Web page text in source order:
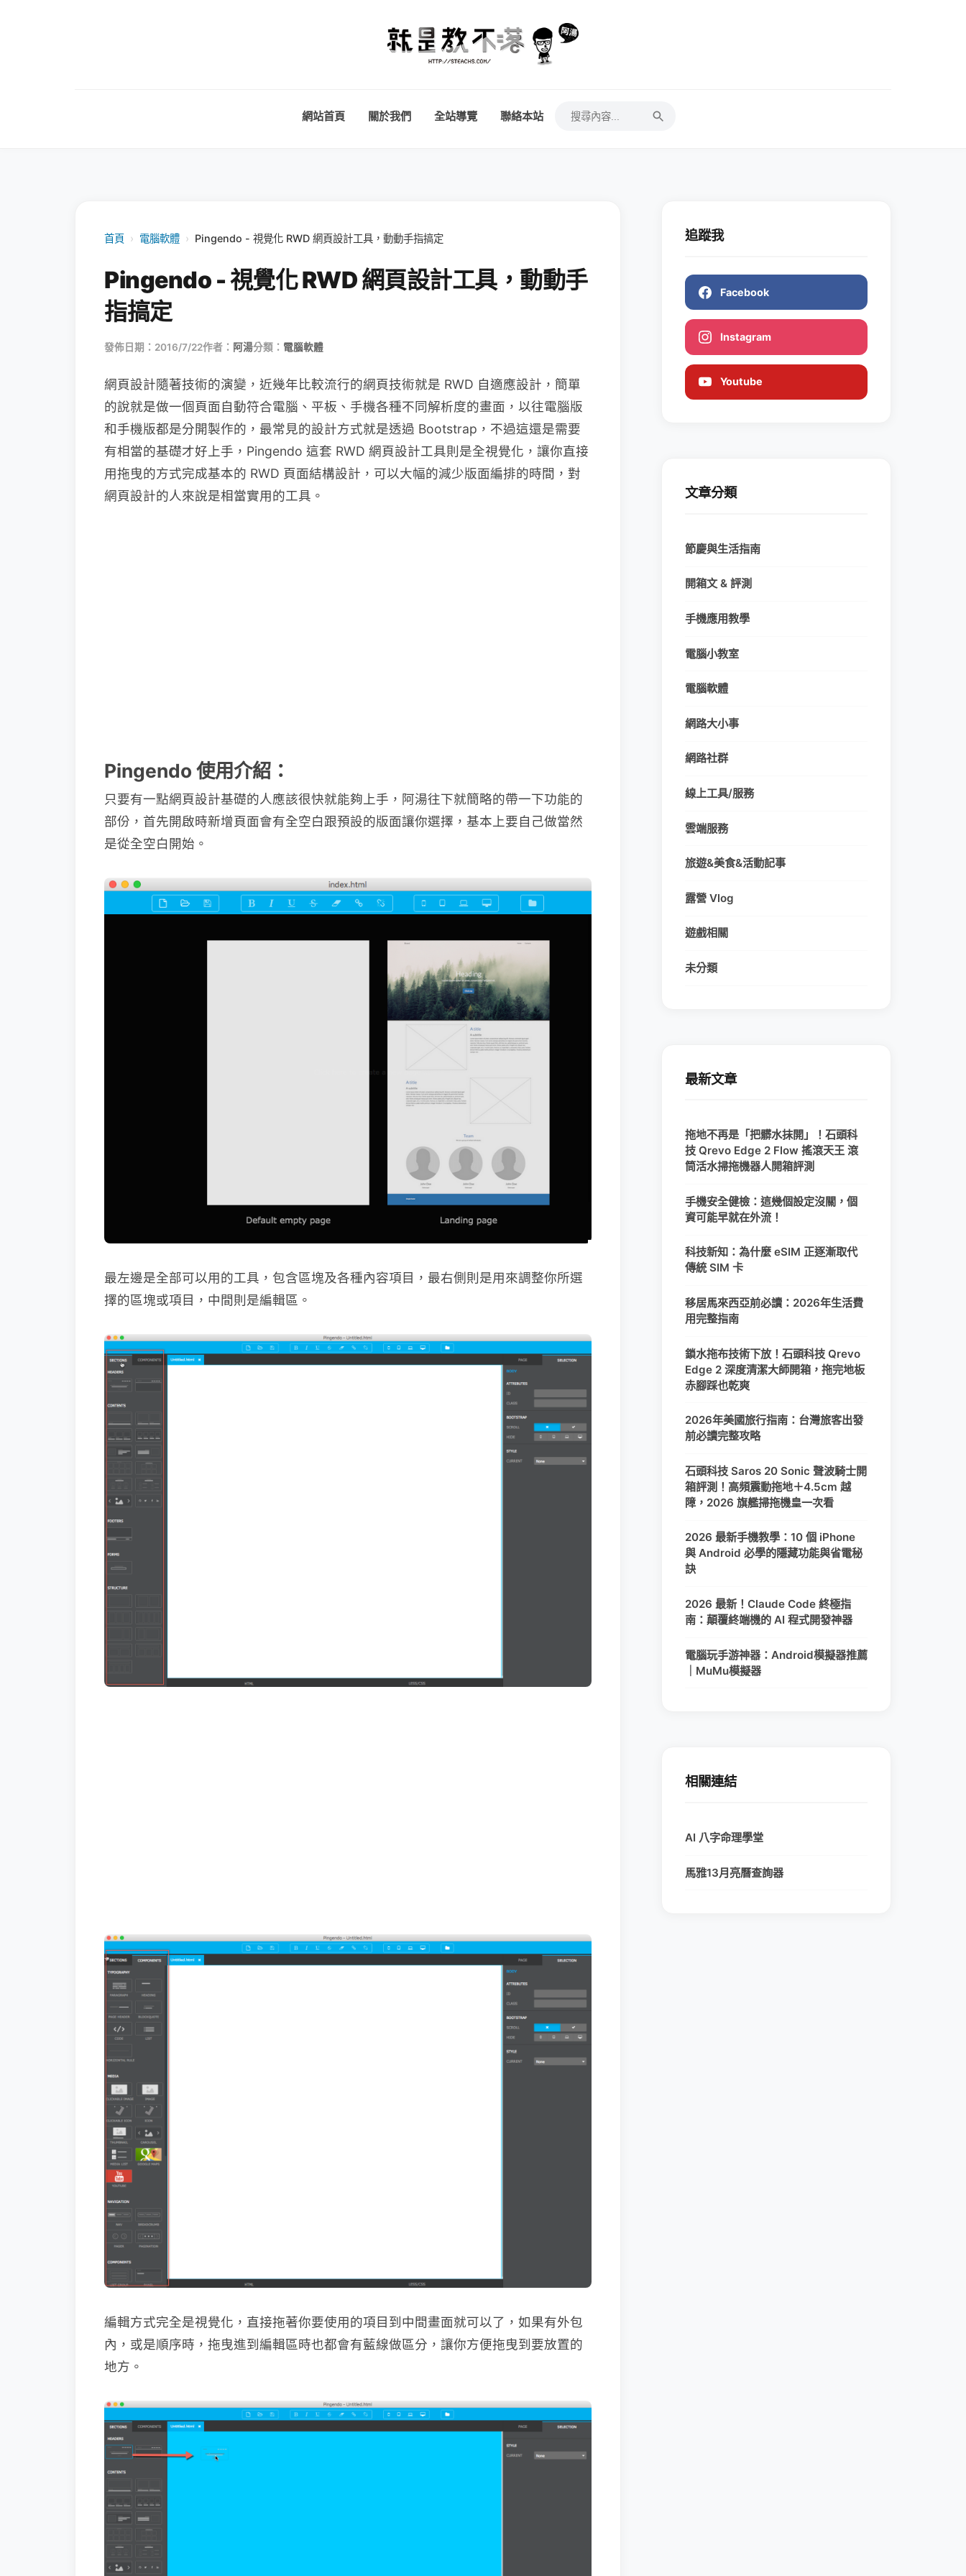
網站首頁 關於我們 全站導覽 聯絡本站
首頁 › 電腦軟體 › Pingendo - 視覺化 RWD 網頁設計工具，動動手指搞定
Pingendo - 視覺化 RWD 網頁設計工具，動動手
指搞定
發佈日期：2016/7/22作者： 阿湯分類： 電腦軟體
網頁設計隨著技術的演變，近幾年比較流行的網頁技術就是 RWD 自適應設計，簡單
的說就是做一個頁面自動符合電腦、平板、手機各種不同解析度的畫面，以往電腦版
和手機版都是分開製作的，最常見的設計方式就是透過 Bootstrap，不過這還是需要
有相當的基礎才好上手，Pingendo 這套 RWD 網頁設計工具則是全視覺化，讓你直接
用拖曳的方式完成基本的 RWD 頁面結構設計，可以大幅的減少版面編排的時間，對
網頁設計的人來說是相當實用的工具。
Pingendo 使用介紹：
只要有一點網頁設計基礎的人應該很快就能夠上手，阿湯往下就簡略的帶一下功能的
部份，首先開啟時新增頁面會有全空白跟預設的版面讓你選擇，基本上要自己做當然
是從全空白開始。
最左邊是全部可以用的工具，包含區塊及各種內容項目，最右側則是用來調整你所選
擇的區塊或項目，中間則是編輯區。
編輯方式完全是視覺化，直接拖著你要使用的項目到中間畫面就可以了，如果有外包
內，或是順序時，拖曳進到編輯區時也都會有藍線做區分，讓你方便拖曳到要放置的
地方。
追蹤我
Facebook
Instagram
Youtube
文章分類
節慶與生活指南
開箱文 & 評測
手機應用教學
電腦小教室
電腦軟體
網路大小事
網路社群
線上工具/服務
雲端服務
旅遊&美食&活動記事
露營 Vlog
遊戲相關
未分類
最新文章
拖地不再是「把髒水抹開」！石頭科
技 Qrevo Edge 2 Flow 搖滾天王 滾
筒活水掃拖機器人開箱評測
手機安全健檢：這幾個設定沒關，個
資可能早就在外流！
科技新知：為什麼 eSIM 正逐漸取代
傳統 SIM 卡
移居馬來西亞前必讀：2026年生活費
用完整指南
鎖水拖布技術下放！石頭科技 Qrevo
Edge 2 深度清潔大師開箱，拖完地板
赤腳踩也乾爽
2026年美國旅行指南：台灣旅客出發
前必讀完整攻略
石頭科技 Saros 20 Sonic 聲波騎士開
箱評測！高頻震動拖地＋4.5cm 越
障，2026 旗艦掃拖機皇一次看
2026 最新手機教學：10 個 iPhone
與 Android 必學的隱藏功能與省電秘
訣
2026 最新！Claude Code 終極指
南：顛覆終端機的 AI 程式開發神器
電腦玩手游神器：Android模擬器推薦
｜MuMu模擬器
相關連結
AI 八字命理學堂
馬雅13月亮曆查詢器